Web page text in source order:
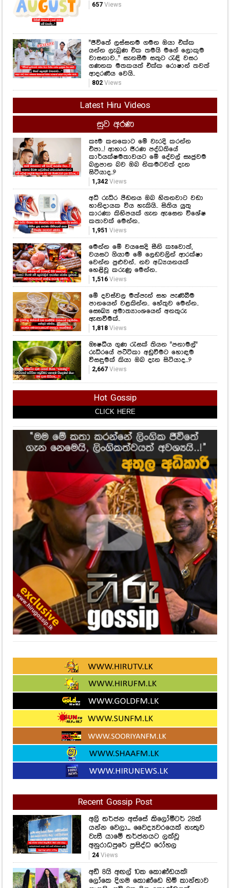
සමනල්ලු පියාඹන හැඟීමට නෙවෙයි
නිකිණි මාසයේ උපන් ඔබත් මේ වගේද..?
657Views
"ජීවිතේ ලස්සනම ගමන ඔයා එක්ක
යන්න ලැබුණ එක තමයි මගේ ලොකුම
වාසනාව..." සැනසීම සතුට රැඳි වසර
ගණනක මතකයත් එක්ක රොෂාන් තවත්
ආදරණීය වෙයි..
802Views
Latest Hiru Videos
සුව අරණ
කෑම කනකොට මේ වැරදි කරන්න
එපා...! ආහාර ජීරණ පද්ධතියේ
කාර්යක්ෂමතාවයට මේ දේවල් සෘජුවම
බලපාන බව ඔබ නිකමටවත් දැන
සිටියාද..?
1,342Views
අධි රුධිර පීඩනය ඔබ හිතනවාට වඩා
හානිදායක විය හැකියි.. සිතිය යුතු
කාරණා කිහිපයක් ගැන ඇසෙන විශේෂ
කතාවක් මෙන්න..
1,951Views
මෙන්න මේ වයසෙදි සීනි කෑවොත්,
වයසට ගියාම මේ ලෙඩවලින් ආරක්ෂා
වෙන්න පුළුවන්.. නව අධ්‍යයනයක්
හෙළිවූ කරුණු මෙන්න..
1,516Views
මේ දවස්වල මත්පැන් සහ පැණිබීම
පානයෙන් වළකින්න.. හේතුව මෙන්න..
සෞඛ්‍ය අමාත්‍යාංශයෙන් අනතුරු
ඖෂධීය ගුණ රැසක් තියන "පනාමල්"
රුධිරයේ පට්ටිකා අඩුවීමට හොඳම
විසඳුමක් කියා ඔබ දැන සිටියාද...?
Hot Gossip
CLICK HERE
Recent Gossip Post
අලි තර්ජන අස්සේ කිලෝමීටර් 28ක්
යන්න වෙලා... වෛද්‍යවරයෙක් නැතුව